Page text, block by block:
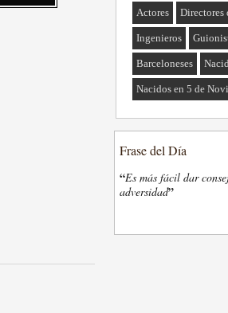
Actores Directores
Ingenieros
Barceloneses
Nacidos en 5 de
Frase del Día
“Es más fácil dar
adversidad”